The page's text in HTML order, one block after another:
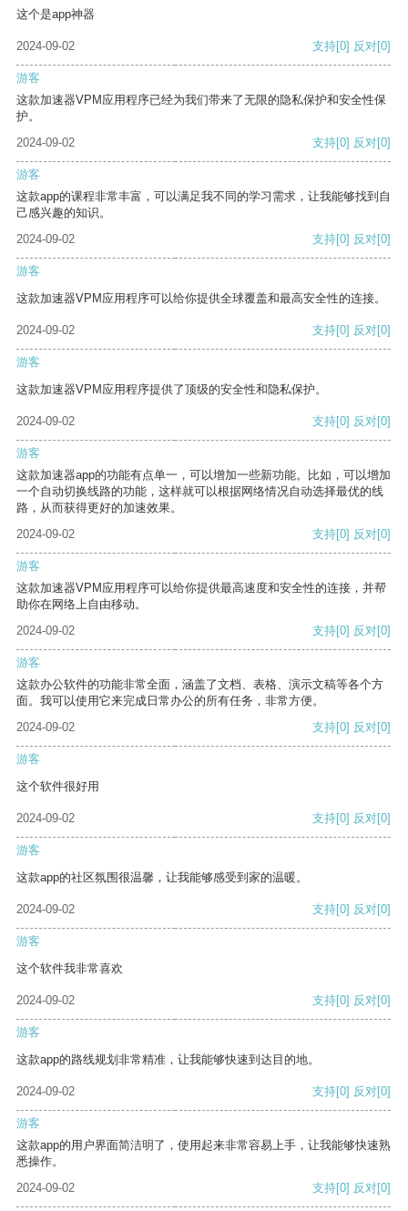
这个是app神器
2024-09-02 支持[0] 反对[0]
游客
这款加速器VPM应用程序已经为我们带来了无限的隐私保护和安全性保
护。
2024-09-02
支持[0] 反对[0]
游客
这款app的课程非常丰富，可以满足我不同的学习需求，让我能够找到自
己感兴趣的知识。
2024-09-02
支持[0] 反对[0]
游客
这款加速器VPM应用程序可以给你提供全球覆盖和最高安全性的连接。
2024-09-02 支持[0] 反对[0]
游客
这款加速器VPM应用程序提供了顶级的安全性和隐私保护。
2024-09-02 支持[0] 反对[0]
游客
这款加速器app的功能有点单一，可以增加一些新功能。比如，可以增加
一个自动切换线路的功能，这样就可以根据网络情况自动选择最优的线
路，从而获得更好的加速效果。
2024-09-02
支持[0] 反对[0]
游客
这款加速器VPM应用程序可以给你提供最高速度和安全性的连接，并帮
助你在网络上自由移动。
2024-09-02
支持[0] 反对[0]
游客
这款办公软件的功能非常全面，涵盖了文档、表格、演示文稿等各个方
面。我可以使用它来完成日常办公的所有任务，非常方便。
2024-09-02
支持[0] 反对[0]
游客
这个软件很好用
2024-09-02 支持[0] 反对[0]
游客
这款app的社区氛围很温馨，让我能够感受到家的温暖。
2024-09-02 支持[0] 反对[0]
游客
这个软件我非常喜欢
2024-09-02 支持[0] 反对[0]
游客
这款app的路线规划非常精准，让我能够快速到达目的地。
2024-09-02 支持[0] 反对[0]
游客
这款app的用户界面简洁明了，使用起来非常容易上手，让我能够快速熟
悉操作。
2024-09-02
支持[0] 反对[0]